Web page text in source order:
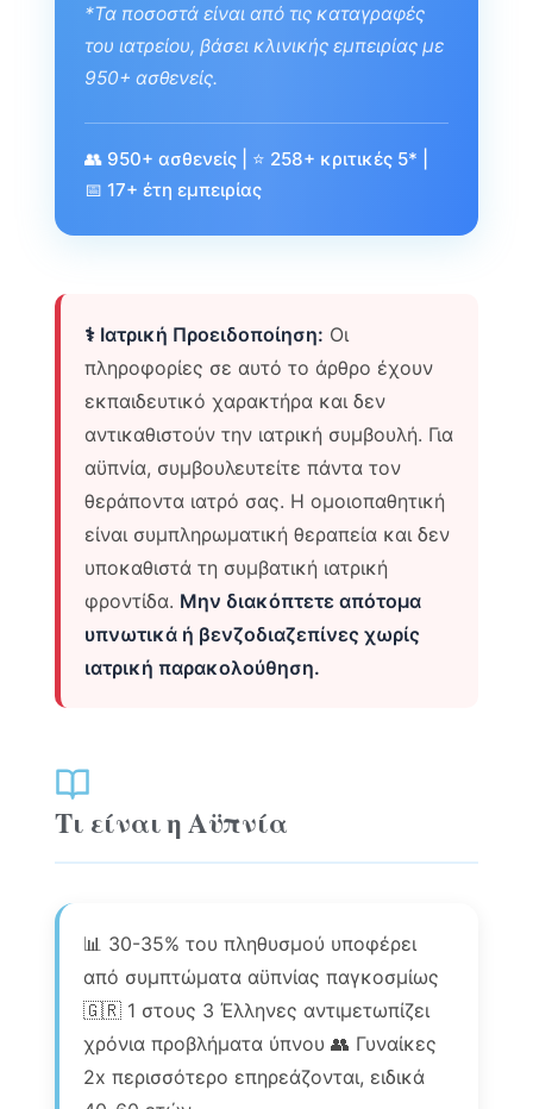
*Τα ποσοστά είναι από τις καταγραφές
του ιατρείου, βάσει κλινικής εμπειρίας με
950+ ασθενείς.
👥 950+ ασθενείς | ⭐ 258+ κριτικές 5* |
📅 17+ έτη εμπειρίας
⚕️ Ιατρική Προειδοποίηση: Οι
πληροφορίες σε αυτό το άρθρο έχουν
εκπαιδευτικό χαρακτήρα και δεν
αντικαθιστούν την ιατρική συμβουλή. Για
αϋπνία, συμβουλευτείτε πάντα τον
θεράποντα ιατρό σας. Η ομοιοπαθητική
είναι συμπληρωματική θεραπεία και δεν
υποκαθιστά τη συμβατική ιατρική
φροντίδα. Μην διακόπτετε απότομα
υπνωτικά ή βενζοδιαζεπίνες χωρίς
ιατρική παρακολούθηση.
Τι είναι η Αϋπνία
📊 30-35% του πληθυσμού υποφέρει
από συμπτώματα αϋπνίας παγκοσμίως
🇬🇷 1 στους 3 Έλληνες αντιμετωπίζει
χρόνια προβλήματα ύπνου 👥 Γυναίκες
2x περισσότερο επηρεάζονται, ειδικά